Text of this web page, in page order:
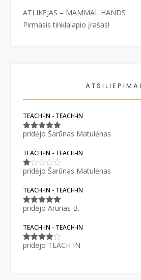
ATLIKĖJAS – MAMMAL HANDS
Pirmasis tinklalapio įrašas!
ATSILIEPIMAI
TEACH-IN - TEACH-IN
Įvertinimas:
pridėjo Šarūnas Matulėnas
TEACH-IN - TEACH-IN
Įvertinimas:
iš
5
pridėjo Šarūnas Matulėnas
TEACH-IN - TEACH-IN
Įvertinimas:
pridėjo Arunas B.
TEACH-IN - TEACH-IN
Įvertinimas:
pridėjo TEACH IN